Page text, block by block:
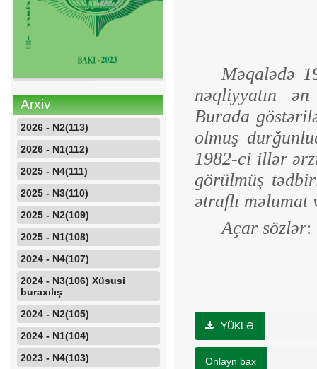
Arxiv
2026 - N2(113)
2026 - N1(112)
2025 - N4(111)
2025 - N3(110)
2025 - N2(109)
2025 - N1(108)
2024 - N4(107)
2024 - N3(106) Xüsusi
buraxılış
2024 - N2(105)
2024 - N1(104)
2023 - N4(103)
Məqalədə
nəqliyyatın
Burada
olmuş
1982-ci illər
görülmüş
ətraflı məlumat
Açar sözlər:
YÜKLƏ
Onlayn bax